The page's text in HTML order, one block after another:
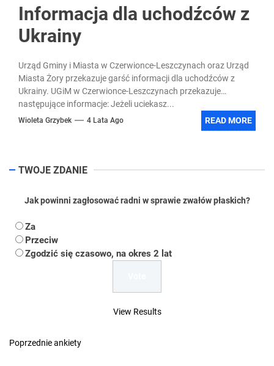
Informacja dla uchodźców z
Ukrainy
Urząd Gminy i Miasta w Czerwionce-Leszczynach oraz Urząd
Miasta Żory przekazuje garść informacji dla uchodźców z
Ukrainy. UGiM w Czerwionce-Leszczynach przekazuje
następujące informacje: Jeżeli uciekasz...
Wioleta Grzybek 4 Lata Ago READ MORE
TWOJE ZDANIE
Jak powinni zagłosować radni w sprawie zwałów płaskich?
Za
Przeciw
Zgodzić się czasowo, na okres 2 lat
View Results
Poprzednie ankiety